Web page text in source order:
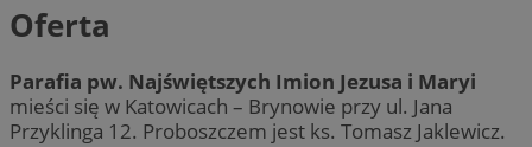
Oferta
Parafia pw. Najświętszych Imion Jezusa i Maryi
mieści się w Katowicach – Brynowie przy ul. Jana
Przyklinga 12. Proboszczem jest ks. Tomasz Jaklewicz.